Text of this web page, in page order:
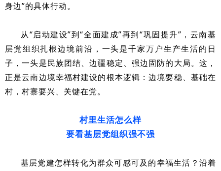
身边”的具体行动。
从“启动建设”到“全面建成”再到“巩固提升”，云南基
层党组织扎根边境前沿，一头是千家万户生产生活的日
子，一头是民族团结、边疆稳定、强边固防的大局。这，
正是云南边境幸福村建设的根本逻辑：边境要稳、基础在
村，村寨要兴、关键在党。
村里生活怎么样
要看基层党组织强不强
基层党建怎样转化为群众可感可及的幸福生活？沿着